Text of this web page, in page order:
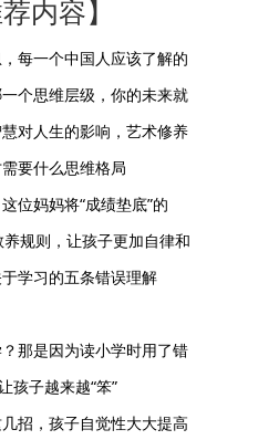
荐内容】
每一个中国人应该了解的
个思维层级，你的未来就
对人生的影响，艺术修养
要什么思维格局
位妈妈将“成绩垫底”的
规则，让孩子更加自律和
学习的五条错误理解
那是因为读小学时用了错
孩子越来越“笨”
招，孩子自觉性大大提高